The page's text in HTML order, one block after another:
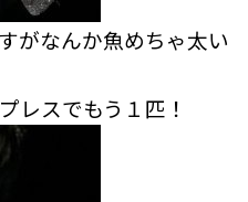
がなんか魚めちゃ太い
レスでもう１匹！